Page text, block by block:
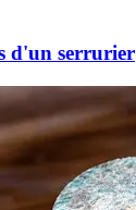
d'un serrurier